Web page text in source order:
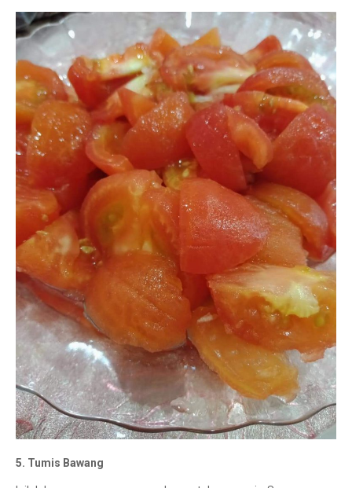
5. Tumis Bawang